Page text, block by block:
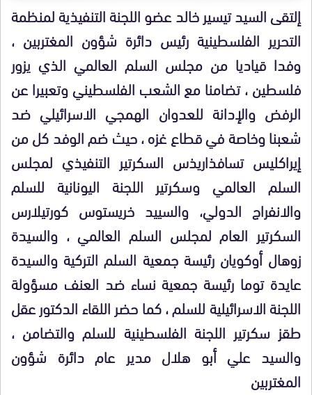
إلتقى السيد تيسير خالد عضو اللجنة التنفيذية لمنظمة
التحرير الفلسطينية رئيس دائرة شؤون المغتربين ،
وفدا قياديا من مجلس السلم العالمي الذي يزور
فلسطين ، تضامنا مع الشعب الفلسطيني وتعبيرا عن
الرفض والإدانة للعدوان الهمجي الاسرائيلي ضد
شعبنا وخاصة في قطاع غزه ، حيث ضم الوفد كل من
إيراكليس تسافذاريذس السكرتير التنفيذي لمجلس
السلم العالمي وسكرتير اللجنة اليونانية للسلم
والانفراج الدولي، والسييد خريستوس كورتيلارس
السكرتير العام لمجلس السلم العالمي ، والسيدة
زوهال أوكويان رئيسة جمعية السلم التركية والسيدة
عايدة توما رئيسة جمعية نساء ضد العنف مسؤولة
اللجنة الاسرائيلية للسلم ، كما حضر اللقاء الدكتور عقل
طقز سكرتير اللجنة الفلسطينية للسلم والتضامن ،
والسيد علي أبو هلال مدير عام دائرة شؤون
المغتربين